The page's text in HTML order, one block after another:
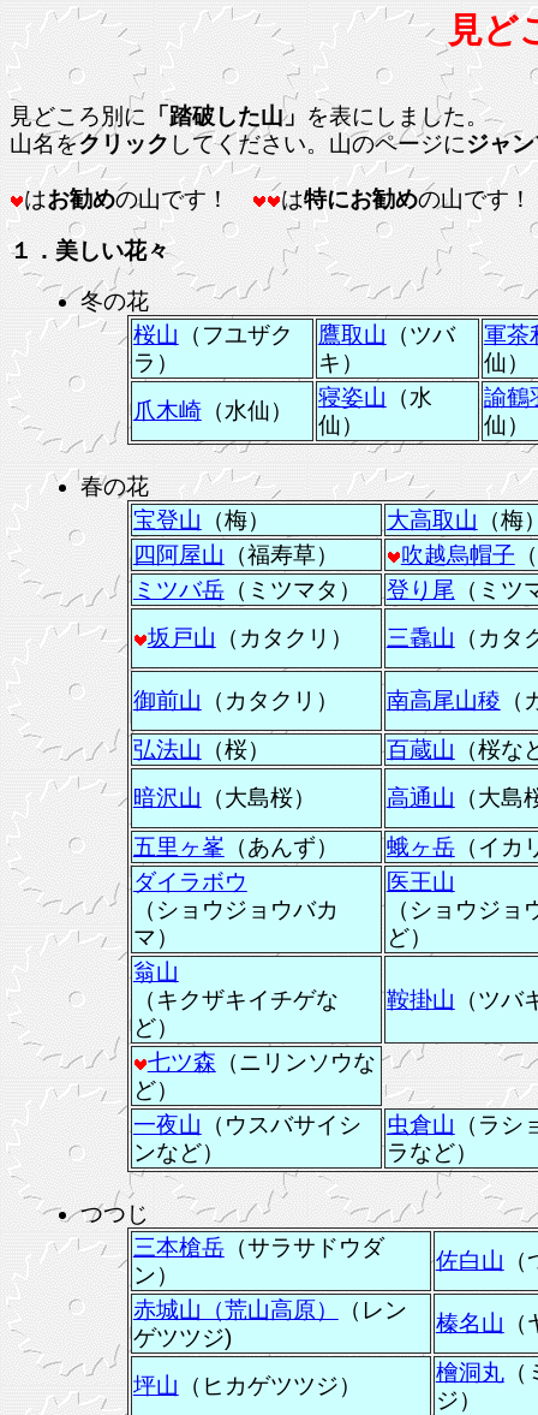
見
見どころ別に 「踏破した山」 を表にしました。
山名をクリック してください。山のページにジャ
はお勧めの山です！ は特にお勧めの山です！
１．美しい花々
冬の花
桜山 （フユザク
ラ）
鷹取山 （ツバ
キ）
軍茶
仙）
爪木崎（水仙）
寝姿山 （水
仙）
諭鶴
仙）
春の花
宝登山 （梅） 大高取山 （梅
四阿屋山 （福寿草） 吹越烏帽子
ミツバ岳（ミツマタ） 登り尾 （ミツ
坂戸山 （カタクリ） 三毳山 （カタ
御前山 （カタクリ） 南高尾山稜
弘法山 （桜） 百蔵山 （桜な
暗沢山 （大島桜） 高通山 （大島
五里ヶ峯 （あんず） 蛾ヶ岳（イカ
ダイラボウ
（ショウジョウバカ
マ）
医王山
（ショウジョ
ど）
翁山
（キクザキイチゲな
ど）
鞍掛山 （ツバ
七ツ森 （ニリンソウな
ど）
一夜山 （ウスバサイシ
ンなど）
虫倉山 （ラシ
ラなど）
つつじ
三本槍岳（サラサドウダ
ン）
佐白山
赤城山（荒山高原）
（レン
ゲツツジ)
榛名山
坪山 （ヒカゲツツジ）
檜洞丸（
ジ）